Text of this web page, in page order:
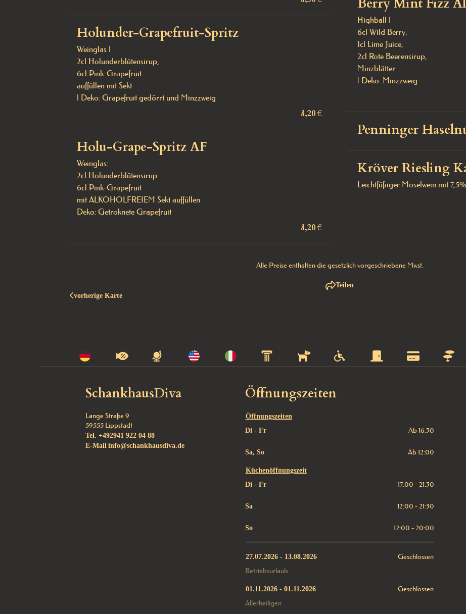
Holunder-Grapefruit-Spritz
Weinglas |
2cl Holunderblütensirup,
6cl Pink-Grapefruit
auffüllen mit Sekt
| Deko: Grapefruit gedörrt und Minzzweig
8,20 €
Holu-Grape-Spritz AF
Weinglas:
2cl Holunderblütensirup
6cl Pink-Grapefruit
mit ALKOHOLFREIEM Sekt auffüllen
Deko: Getroknete Grapefruit
8,20 €
Berry Mint Fizz
Highball |
6cl Wild Berry,
1cl Lime Juice,
2cl Rote Beerensirup,
Minzblätter
| Deko: Minzzweig
Penninger
Kröver Riesling
Leichtfüßiger Moselwein mit
Alle Preise enthalten die gesetzlich vorgeschriebene Mwst.
Teilen
vorherige Karte
SchankhausDiva
Lange Straße 9
59555 Lippstadt
Tel. +492941 922 04 88
E-Mail info@schankhausdiva.de
Öffnungszeiten
Öffnungszeiten
Di - Fr
Ab 16:30
Sa, So Ab 12:00
Küchenöffnungszeit
Di - Fr
17:00 - 21:30
Sa 12:00 - 21:30
So 12:00 - 20:00
27.07.2026 - 13.08.2026
Geschlossen
Betriebsurlaub
01.11.2026 - 01.11.2026
Geschlossen
Allerheiligen